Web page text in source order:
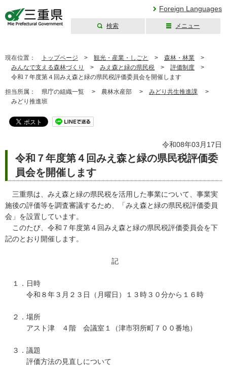
Foreign Languages
検索 メニュー
現在位置： トップページ > 観光・産業・しごと > 森林・林業 >
みんなで支える森林づくり
> みえ森と緑の県民税 > 評価制度 >
令和７年度第４回みえ森と緑の県民税評価委員会を開催します
担当所属： 県庁の組織一覧 > 農林水産部 > みどり共生推進課 >
みどり推進班
令和08年03月17日
令和７年度第４回みえ森と緑の県民税評価委
員会を開催します
三重県は、みえ森と緑の県民税を活用した事業について、事業実
施後の評価等を調査審議するため、「みえ森と緑の県民税評価委員
会」を設置しています。
このたび、令和７年度第４回みえ森と緑の県民税評価委員会を下
記のとおり開催します。
記
１．日時
令和８年３月２３日（月曜日）１３時３０分から１６時
２．場所
アスト津 ４階 会議室１（津市羽所町７００番地）
３．議題
評価方法の見直しについて